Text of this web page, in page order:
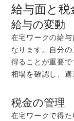
給与面と税
給与の変動
在宅ワークの給
なります。自分
得ることが重要
相場を確認し、適
税金の管理
在宅ワークで得た